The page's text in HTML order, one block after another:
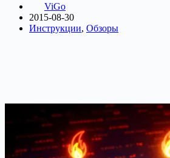
ViGo
2015-08-30
Инструкции, Обзоры